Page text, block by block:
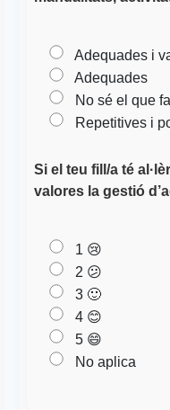
Adequades i
Adequades
No sé el que
Repetitives i
Si el teu fill/a té
valores la gestió
1 😢
2 😕
3 🙂
4 😊
5 😄
No aplica